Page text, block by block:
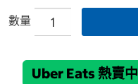
數量
Uber Eats 熱賣中